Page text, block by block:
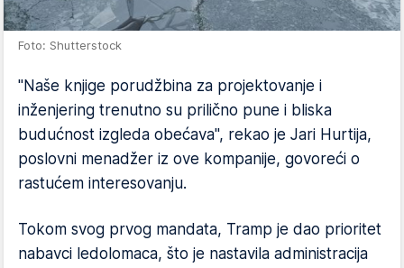
Foto: Shutterstock
"Naše knjige porudžbina za projektovanje i
inženjering trenutno su prilično pune i bliska
budućnost izgleda obećava", rekao je Jari Hurtija,
poslovni menadžer iz ove kompanije, govoreći o
rastućem interesovanju.
Tokom svog prvog mandata, Tramp je dao prioritet
nabavci ledolomaca, što je nastavila administracija